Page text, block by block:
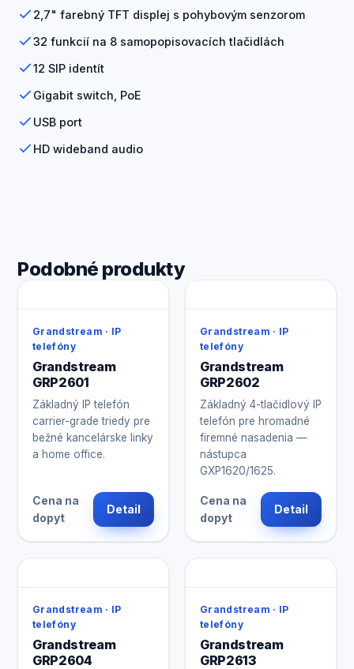
2,7" farebný TFT displej s pohybovým senzorom
32 funkcií na 8 samopopisovacích tlačidlách
12 SIP identít
Gigabit switch, PoE
USB port
HD wideband audio
Podobné produkty
Grandstream · IP
telefóny
Grandstream
GRP2601
Základný IP telefón
carrier-grade triedy pre
bežné kancelárske linky
a home office.
Cena na
dopyt
Detail
Grandstream · IP
telefóny
Grandstream
GRP2602
Základný 4-tlačidlový IP
telefón pre hromadné
firemné nasadenia —
nástupca
GXP1620/1625.
Cena na
dopyt
Detail
Grandstream · IP
telefóny
Grandstream
GRP2604
Grandstream · IP
telefóny
Grandstream
GRP2613